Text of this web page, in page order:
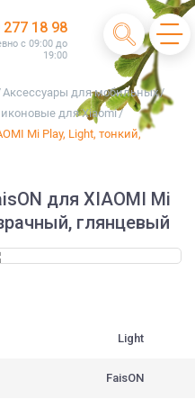
277 18 98
с 09:00 до
19:00
Аксессуары для мобильных/
для Xiaomi/
Mi Play, Light, тонкий,
для XIAOMI Mi
глянцевый
Light
FaisON